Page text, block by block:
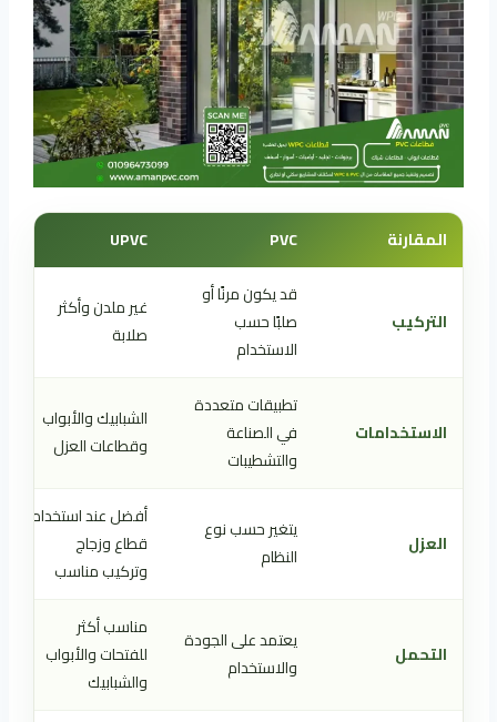
المقارنة PVC
UPVC
التركيب
قد يكون مرنًا أو
صلبًا حسب
الاستخدام
غير ملدن وأكثر
صلابة
الاستخدامات
تطبيقات متعددة
في الصناعة
والتشطيبات
الشبابيك والأبواب
وقطاعات العزل
العزل
يتغير حسب نوع
النظام
أفضل عند استخدام
قطاع وزجاج
وتركيب مناسب
التحمل
يعتمد على الجودة
والاستخدام
مناسب أكثر
للفتحات والأبواب
والشبابيك